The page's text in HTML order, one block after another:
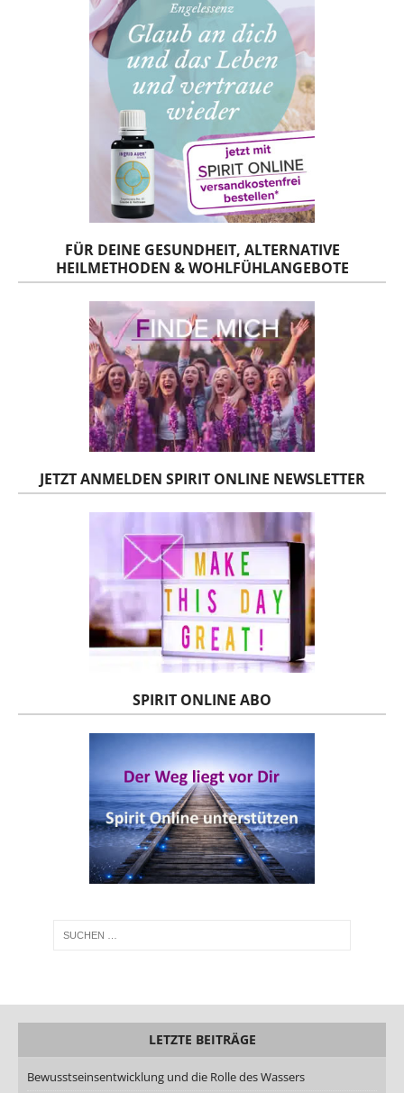
FÜR DEINE GESUNDHEIT, ALTERNATIVE
HEILMETHODEN & WOHLFÜHLANGEBOTE
JETZT ANMELDEN SPIRIT ONLINE NEWSLETTER
SPIRIT ONLINE ABO
LETZTE BEITRÄGE
Bewusstseinsentwicklung und die Rolle des Wassers